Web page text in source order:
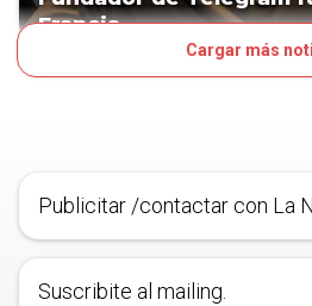
Francia
Cargar más
Publicitar /contactar con La
Suscribite al mailing.